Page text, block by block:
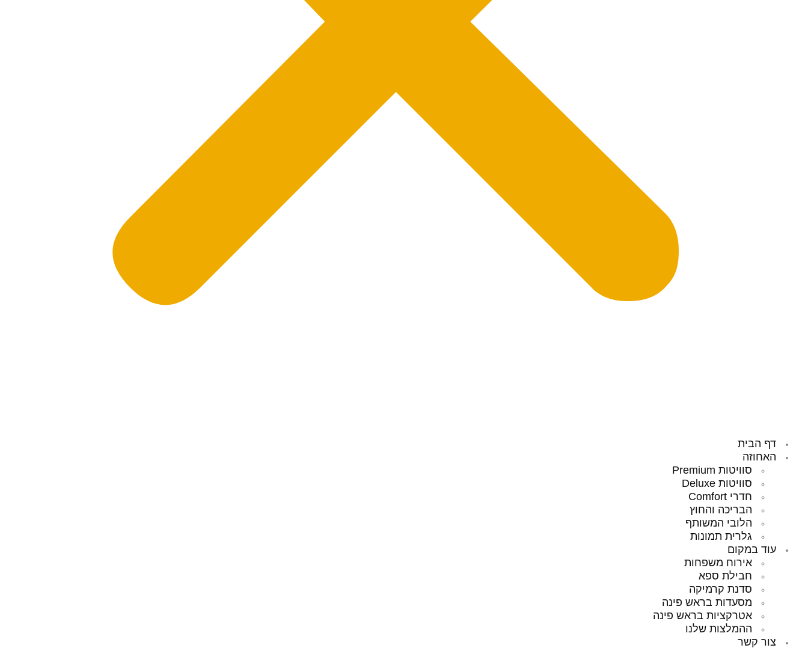
דף הבית
האחוזה
סוויטות Premium
סוויטות Deluxe
חדרי Comfort
הבריכה והחוץ
הלובי המשותף
גלרית תמונות
עוד במקום
אירוח משפחות
חבילת ספא
סדנת קרמיקה
מסעדות בראש פינה
אטרקציות בראש פינה
ההמלצות שלנו
צור קשר